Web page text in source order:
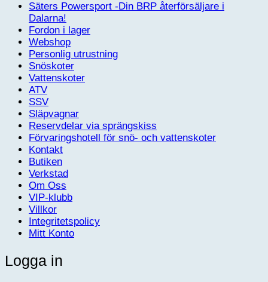
Säters Powersport -Din BRP återförsäljare i
Dalarna!
Fordon i lager
Webshop
Personlig utrustning
Snöskoter
Vattenskoter
ATV
SSV
Släpvagnar
Reservdelar via sprängskiss
Förvaringshotell för snö- och vattenskoter
Kontakt
Butiken
Verkstad
Om Oss
VIP-klubb
Villkor
Integritetspolicy
Mitt Konto
Logga in